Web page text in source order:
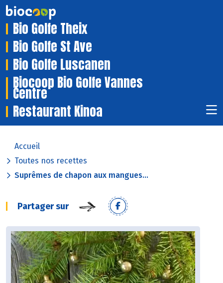
Bio Golfe Theix
Bio Golfe St Ave
Bio Golfe Luscanen
Biocoop Bio Golfe Vannes
Centre
Restaurant Kinoa
Accueil
Toutes nos recettes
Suprêmes de chapon aux mangues...
Partager sur